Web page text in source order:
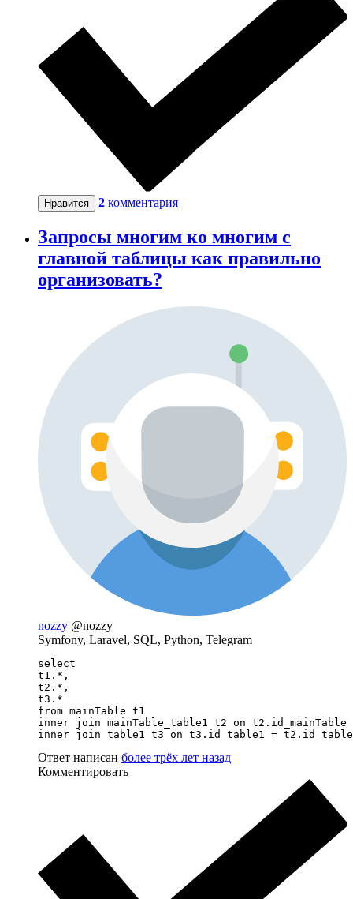
Нравится 2 комментария
Запросы многим ко многим с
главной таблицы как правильно
организовать?
nozzy @nozzy
Symfony, Laravel, SQL, Python, Telegram
select
t1.*,
t2.*,
t3.*
from mainTable t1
inner join mainTable_table1 t2 on
inner join table1 t3 on t3.id_table1 =
Ответ написан более трёх лет назад
Комментировать